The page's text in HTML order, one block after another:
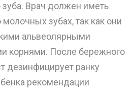
зуба. Врач должен иметь
зубах, так как они
альвеолярными
корнями. После бережного
дезинфицирует ранку
рекомендации